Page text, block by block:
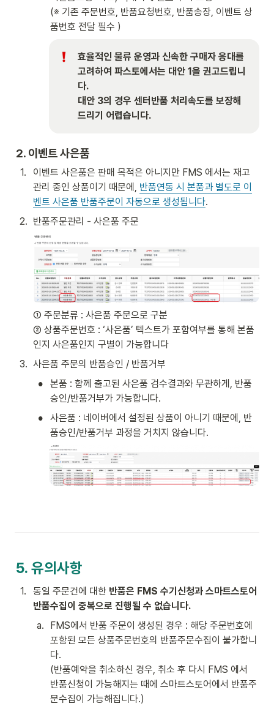
(※ 기존 주문번호, 반품요청번호, 반품송장, 이벤트 상
품번호 전달 필수 )
효율적인 물류 운영과 신속한 구매자 응대를
고려하여 파스토에서는 대안 1을 권고드립니
다.
대안 3의 경우 센터반품 처리속도를 보장해
드리기 어렵습니다.
2. 이벤트 사은품
1.
이벤트 사은품은 판매 목적은 아니지만 FMS 에서는 재고
관리 중인 상품이기 때문에, 반품연동 시 본품과 별도로 이
벤트 사은품 반품주문이 자동으로 생성됩니다.
2. 반품주문관리 - 사은품 주문
① 주문분류 : 사은품 주문으로 구분
② 상품주문번호 : ‘사은품’ 텍스트가 포함여부를 통해 본품
인지 사은품인지 구별이 가능합니다
3. 사은품 주문의 반품승인 / 반품거부
•
본품 : 함께 출고된 사은품 검수결과와 무관하게, 반품
승인/반품거부가 가능합니다.
•
사은품 : 네이버에서 설정된 상품이 아니기 때문에, 반
품승인/반품거부 과정을 거치지 않습니다.
5. 유의사항
1. 동일 주문건에 대한 반품은 FMS 수기신청과 스마트스토어
반품수집이 중복으로 진행될 수 없습니다.
a.
FMS에서 반품 주문이 생성된 경우 : 해당 주문번호에
포함된 모든 상품주문번호의 반품주문수집이 불가합니
다.
(반품예약을 취소하신 경우, 취소 후 다시 FMS 에서
반품신청이 가능해지는 때에 스마트스토어에서 반품주
문수집이 가능해집니다.)